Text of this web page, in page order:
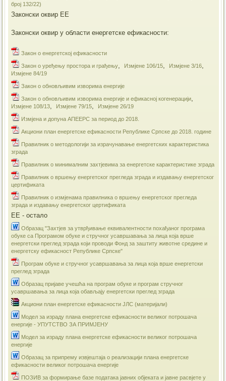
број 132/22)
Законски оквир ЕЕ
Законски оквир у области енергетске ефикасности:
Закон о енергетској ефикасности
Закон о уређењу простора и грађењу, Измјене 106/15, Измјене 3/16,
Измјене 84/19
​Закон о обновљивим изворима енергије
​Закон о обновљивим изворима енергије и ефикасној когенерацији,
Измјене 108/13, Измјене 79/15, Измјене 26/19
Измјена и допуна АПЕЕРС за период до 2018.
Акциони план енергетске ефикасности Републике Српске до 2018. године
Правилник о методологији за израчунавање енергетских карактеристика
зграда
Правилник о минималним захтјевима за енергетске карактеристике зграда
Правилник о вршењу енергетског прегледа зграда и издавању енергетског
цертификата
Правилник о измјенама правилника о вршењу енергетског прегледа
зграда и издавању енергетског цертификата
ЕЕ - остало
Образац "Захтјев за утврђивање еквивалентности похађаног програма
обуке са Програмом обуке и стручног усавршавања за лица која врше
енергетски преглед зграда који проводи Фонд за заштиту животне средине и
енергетску ефикасност Републике Српске"
Програм обуке и стручног усавршавања за лица која врше енергетски
преглед зграда
Образац пријаве учешћа на програм обуке и програм стручног
усавршавања за лица која обављају енергетски преглед зграда
Акциони план енергетске ефикасности ЈЛС (материјали)
​Модел за израду плана енергетске ефикасности великог потрошача
енергије - УПУТСТВО ЗА ПРИМЈЕНУ
Модел за израду плана енергетске ефикасности великог потрошача
енергије
Образац за припрему извјештаја о реализацији плана енергетске
ефикасности великог потрошача енергије
ПОЗИВ за формирање базе података јавних објеката и јавне расвјете у